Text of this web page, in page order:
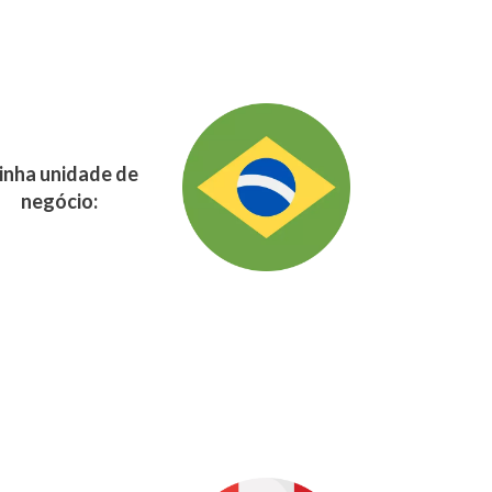
unidade de
negócio: